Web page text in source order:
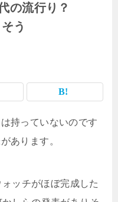
の流行り？
う
持っていないのです
あります。
ッチがほぼ完成した